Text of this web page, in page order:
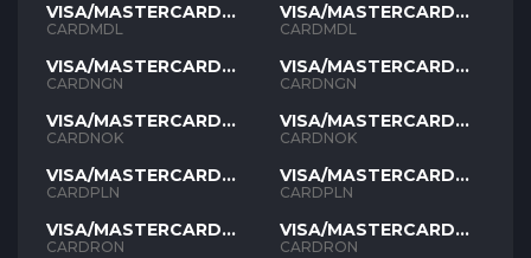
VISA/MASTERCARD
MDL
CARDMDL
VISA/MASTERCARD
NGN
CARDNGN
VISA/MASTERCARD
NOK
CARDNOK
VISA/MASTERCARD
PLN
CARDPLN
VISA/MASTERCARD
RON
CARDRON
VISA/MASTERCARD
MDL
CARDMDL
VISA/MASTERCARD
NGN
CARDNGN
VISA/MASTERCARD
NOK
CARDNOK
VISA/MASTERCARD
PLN
CARDPLN
VISA/MASTERCARD
RON
CARDRON